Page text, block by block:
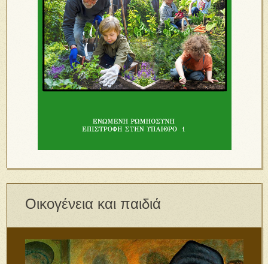
Οικογένεια και παιδιά